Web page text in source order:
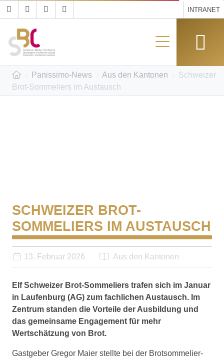
INTRANET
Panissimo-News Aus den Kantonen
Schweizer
Brot-Sommeliers im Austausch
SCHWEIZER BROT-
SOMMELIERS IM AUSTAUSCH
13. Februar 2026 Aus den Kantonen
Elf Schweizer Brot-Sommeliers trafen sich im Januar
in Laufenburg (AG) zum fachlichen Austausch. Im
Zentrum standen die Vorteile der Ausbildung und
das gemeinsame Engagement für mehr
Wertschätzung von Brot.
Gastgeber Gregor Maier stellte bei der Brotsommelier-